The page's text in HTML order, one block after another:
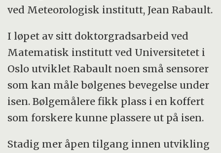
ved Meteorologisk institutt, Jean Rabault.
I løpet av sitt doktorgradsarbeid ved
Matematisk institutt ved Universitetet i
Oslo utviklet Rabault noen små sensorer
som kan måle bølgenes bevegelse under
isen. Bølgemålere fikk plass i en koffert
som forskere kunne plassere ut på isen.
Stadig mer åpen tilgang innen utvikling